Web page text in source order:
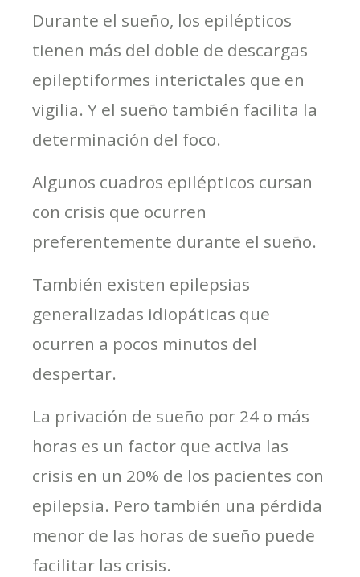
Durante el sueño, los epilépticos
tienen más del doble de descargas
epileptiformes interictales que en
vigilia. Y el sueño también facilita la
determinación del foco.
Algunos cuadros epilépticos cursan
con crisis que ocurren
preferentemente durante el sueño.
También existen epilepsias
generalizadas idiopáticas que
ocurren a pocos minutos del
despertar.
La privación de sueño por 24 o más
horas es un factor que activa las
crisis en un 20% de los pacientes con
epilepsia. Pero también una pérdida
menor de las horas de sueño puede
facilitar las crisis.